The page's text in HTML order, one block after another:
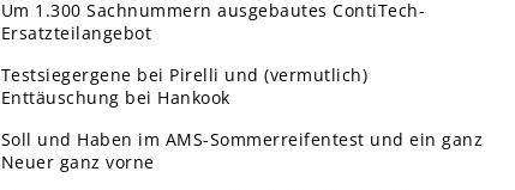
Um 1.300 Sachnummern ausgebautes ContiTech-
Ersatzteilangebot
Testsiegergene bei Pirelli und (vermutlich)
Enttäuschung bei Hankook
Soll und Haben im AMS-Sommerreifentest und ein ganz
Neuer ganz vorne